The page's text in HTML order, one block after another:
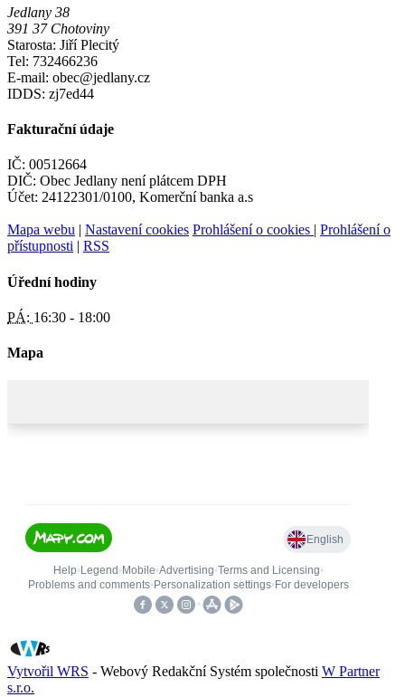
Jedlany 38
391 37 Chotoviny
Starosta: Jiří Plecitý
Tel: 732466236
E-mail: obec@jedlany.cz
IDDS: zj7ed44
Fakturační údaje
IČ: 00512664
DIČ: Obec Jedlany není plátcem DPH
Účet: 24122301/0100, Komerční banka a.s
Mapa webu | Nastavení cookies Prohlášení o cookies | Prohlášení o
přístupnosti | RSS
Úřední hodiny
PÁ: 16:30 - 18:00
Mapa
Vytvořil WRS - Webový Redakční Systém společnosti W Partner
s.r.o.